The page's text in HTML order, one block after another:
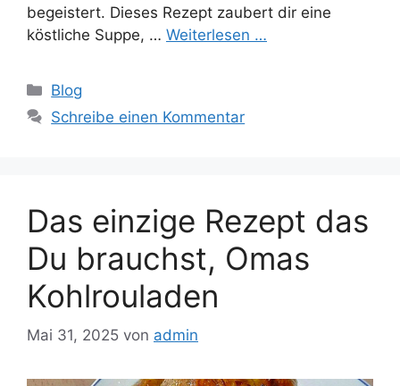
begeistert. Dieses Rezept zaubert dir eine
köstliche Suppe, … Weiterlesen …
Kategorien
Blog
Schreibe einen Kommentar
Das einzige Rezept das
Du brauchst, Omas
Kohlrouladen
Mai 31, 2025 von admin